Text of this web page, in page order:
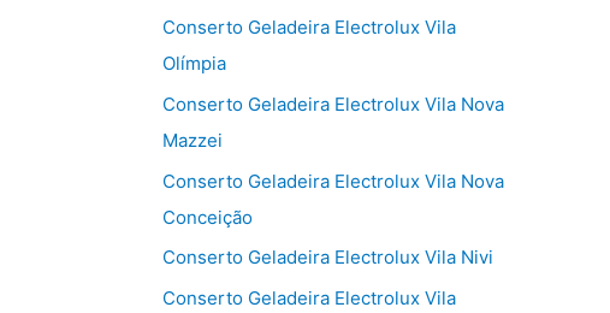
Conserto Geladeira Electrolux Vila
Olímpia
Conserto Geladeira Electrolux Vila Nova
Mazzei
Conserto Geladeira Electrolux Vila Nova
Conceição
Conserto Geladeira Electrolux Vila Nivi
Conserto Geladeira Electrolux Vila